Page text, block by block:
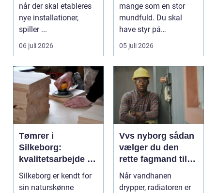
når der skal etableres
nye installationer,
spiller ...
06 juli 2026
mange som en stor
mundfuld. Du skal
have styr på
nedpakning, tunge
l&oslas...
05 juli 2026
Tømrer i
Silkeborg:
kvalitetsarbejde til
overkommelige
priser
Silkeborg er kendt for
sin naturskønne
Vvs nyborg sådan
vælger du den
rette fagmand til
opgaven
Når vandhanen
drypper, radiatoren er